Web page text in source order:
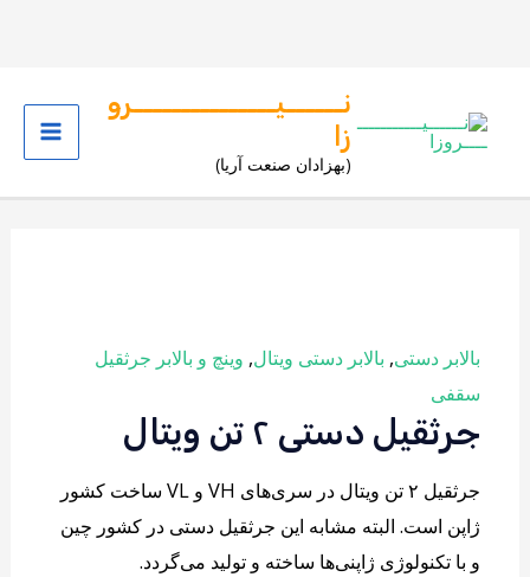
نــــــیـــــــــــــــرو
زا
(بهزادان صنعت آریا)
بالابر دستی, بالابر دستی ویتال, وینچ و بالابر جرثقیل
سقفی
جرثقیل دستی ۲ تن ویتال
جرثقیل ۲ تن ویتال در سری‌های VH و ‌VL ساخت کشور
ژاپن است. البته مشابه این جرثقیل دستی در کشور چین
و با تکنولوژی ژاپنی‌ها ساخته و تولید می‌گردد.